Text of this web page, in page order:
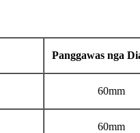
Panggawas nga
60mm
60mm